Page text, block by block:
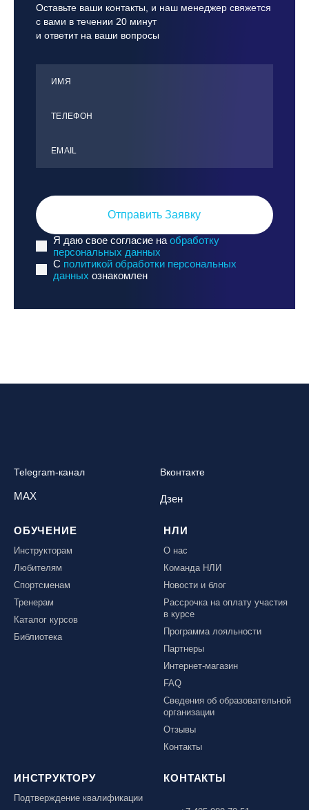
Оставьте ваши контакты, и наш менеджер свяжется
с вами в течении 20 минут
и ответит на ваши вопросы
ИМЯ
ТЕЛЕФОН
ЕMАIL
Отправить Заявку
Я даю свое согласие на обработку
персональных данных
C политикой обработки персональных
данных ознакомлен
Telegram-канал Вконтакте
MAX Дзен
ОБУЧЕНИЕ
Инструкторам
Любителям
Спортсменам
Тренерам
Каталог курсов
Библиотека
НЛИ
О нас
Команда НЛИ
Новости и блог
Рассрочка на оплату участия
в курсе
Программа лояльности
Партнеры
Интернет-магазин
FAQ
Сведения об образовательной
организации
Отзывы
Контакты
ИНСТРУКТОРУ
Подтверждение квалификации
КОНТАКТЫ